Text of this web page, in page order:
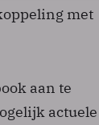
met
aan te
actuele